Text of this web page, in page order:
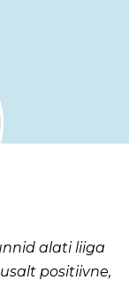
alati liiga
positiivne,